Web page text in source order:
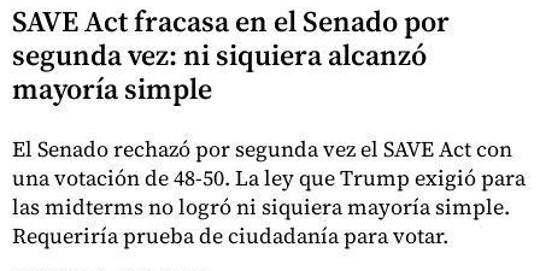
SAVE Act fracasa en el Senado por
segunda vez: ni siquiera alcanzó
mayoría simple
El Senado rechazó por segunda vez el SAVE Act con
una votación de 48-50. La ley que Trump exigió para
las midterms no logró ni siquiera mayoría simple.
Requeriría prueba de ciudadanía para votar.